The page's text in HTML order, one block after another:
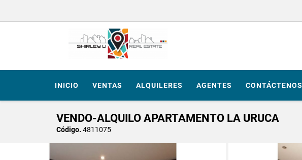
INICIO VENTAS ALQUILERES AGENTES CONTÁCTENOS
VENDO-ALQUILO APARTAMENTO LA URUCA
Código. 4811075